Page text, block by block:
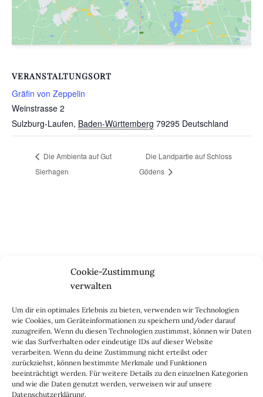
Cookie-Zustimmung
verwalten
Um dir ein optimales Erlebnis zu bieten, verwenden wir Technologien
wie Cookies, um Geräteinformationen zu speichern und/oder darauf
zuzugreifen. Wenn du diesen Technologien zustimmst, können wir Daten
wie das Surfverhalten oder eindeutige IDs auf dieser Website
verarbeiten. Wenn du deine Zustimmung nicht erteilst oder
zurückziehst, können bestimmte Merkmale und Funktionen
beeinträchtigt werden. Für weitere Details zu den einzelnen Kategorien
und wie die Daten genutzt werden, verweisen wir auf unsere
Datenschutzerklärung.
VERANSTALTUNGSORT
Gräfin von Zeppelin
Weinstrasse 2
Sulzburg-Laufen, Baden-Württemberg 79295 Deutschland
Die Ambienta auf Gut
Sierhagen
Die Landpartie auf Schloss
Gödens
die Journalistin und promovierte Germanistin Daniela Uhrich
den Lady-Blog im Jahr 2010. Inzwischen besteht der Mode-
sowie den Blog-Dackeln Emil & Kalle. Seit jeher stellen wir
auf dem Lady-Blog vor allem langlebige, zeitlose Mode- und
Interieur-Klassiker vor, die hochwertig verarbeitet und
unter guten Bedingungen hergestellt wurden – gerne „Made
in Germany“. Wir lieben alte, vom Aussterben bedrohte
Handwerksberufe und kleine feine Firmen, denen wir hier